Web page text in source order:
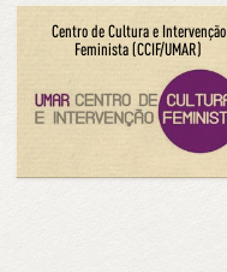
Centro de Cultura e Intervenção
Feminista (CCIF/UMAR)